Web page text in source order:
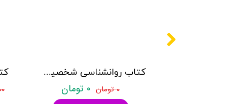
کتاب روانشناسی شخصیت مدرسان شریف - تالیف مرتضی ساعدی
۰ تومان ۰ تومان